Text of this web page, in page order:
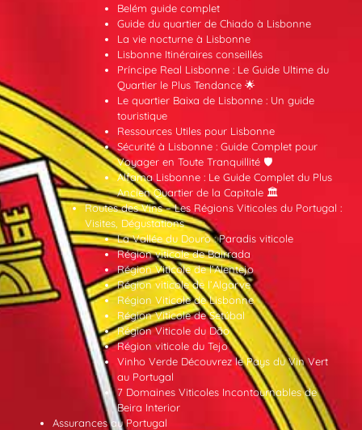
Belém guide complet
Guide du quartier de Chiado à Lisbonne
La vie nocturne à Lisbonne
Lisbonne Itinéraires conseillés
Príncipe Real Lisbonne : Le Guide Ultime du
Quartier le Plus Tendance 🌟
Le quartier Baixa de Lisbonne : Un guide
touristique
Ressources Utiles pour Lisbonne
Sécurité à Lisbonne : Guide Complet pour
Voyager en Toute Tranquillité 🛡️
Alfama Lisbonne : Le Guide Complet du Plus
Ancien Quartier de la Capitale 🏛️
Routes des Vins – Les Régions Viticoles du Portugal :
Visites, Dégustations
La Vallée du Douro : Paradis viticole
Région viticole de Bairrada
Région Viticole de l’Alentejo
Région viticole de l’Algarve
Région Viticole de Lisbonne
Région Viticole de Setúbal
Région Viticole du Dão
Région viticole du Tejo
Vinho Verde Découvrez le Pays du Vin Vert
au Portugal
7 Domaines Viticoles Incontournables de
Beira Interior
Assurances au Portugal